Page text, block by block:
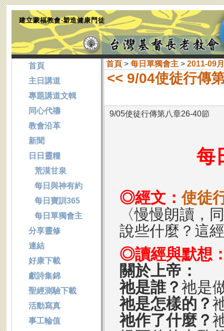
建立蒙福教會‧塑造健康門徒
首頁> 每日單獨會主> 2011-09月
<< 9/04使徒行傳
9/05使徒行傳第八章26-40節
每
◎經文：使徒
〈慢慢朗讀，
說些什麼？這
◎讀經與默想
關於上帝：
祂是誰？ 祂是
祂是怎樣的？
祂作了什麼？
首頁
主日講道
專題講道文輯
同心代禱
教會沿革
新聞
日日靈糧
荒漠甘泉
每日與神有約
每日寶訓365
每日單獨會主
分享靈修
連結
好康下載
獻詩集錦
聖經測驗下載
活動寫真
事工輪值